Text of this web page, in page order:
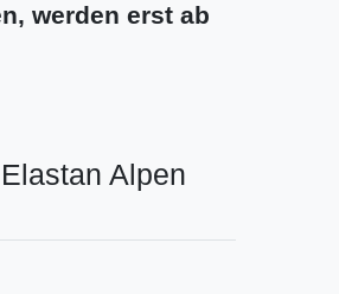
werden erst ab
Alpen